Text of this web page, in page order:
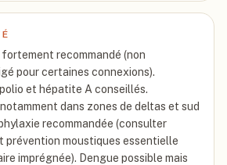
recommandé (non
pour certaines connexions).
et hépatite A conseillés.
dans zones de deltas et sud
recommandée (consulter
prévention moustiques essentielle
imprégnée). Dengue possible mais